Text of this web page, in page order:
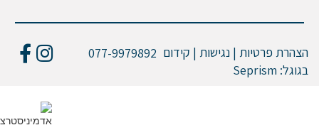
הצהרת פרטיות | נגישות | קידום
בגוגל: Seprism
077-9979892